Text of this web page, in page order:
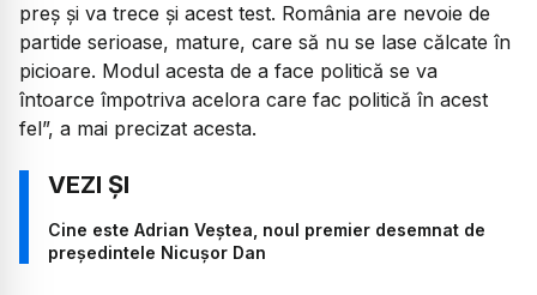
preș și va trece și acest test. România are nevoie de
partide serioase, mature, care să nu se lase călcate în
picioare. Modul acesta de a face politică se va
întoarce împotriva acelora care fac politică în acest
fel”, a mai precizat acesta.
Cine este Adrian Veștea, noul premier desemnat de
președintele Nicușor Dan